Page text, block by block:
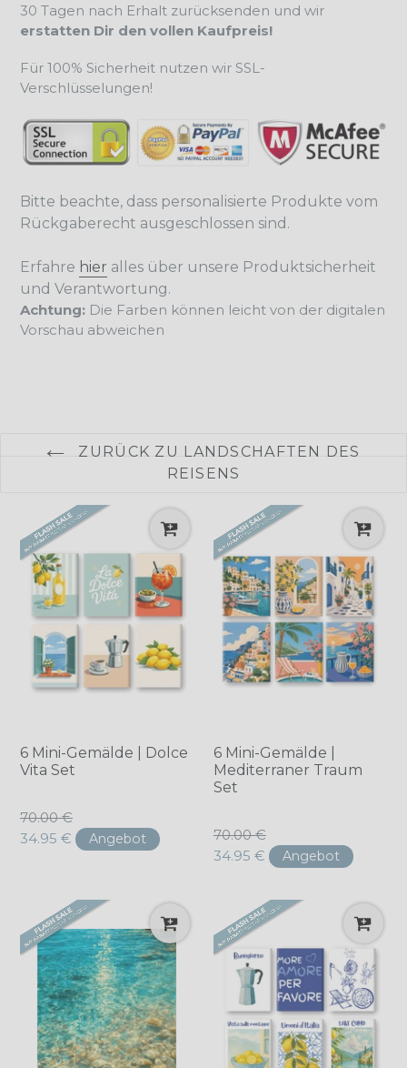
30 Tagen nach Erhalt zurücksenden und wir
erstatten Dir den vollen Kaufpreis!
Für 100% Sicherheit nutzen wir SSL-
Verschlüsselungen!
Bitte beachte, dass personalisierte Produkte vom
Rückgaberecht ausgeschlossen sind.
Erfahre hier alles über unsere Produktsicherheit
und Verantwortung.
Achtung: Die Farben können leicht von der digitalen
Vorschau abweichen
ZURÜCK ZU LANDSCHAFTEN DES
REISENS
6 Mini-Gemälde | Dolce
Vita Set
Normaler
Preis
70.00 €
34.95 €
Angebot
6 Mini-Gemälde |
Mediterraner Traum
Set
Normaler
Preis
70.00 €
34.95 €
Angebot